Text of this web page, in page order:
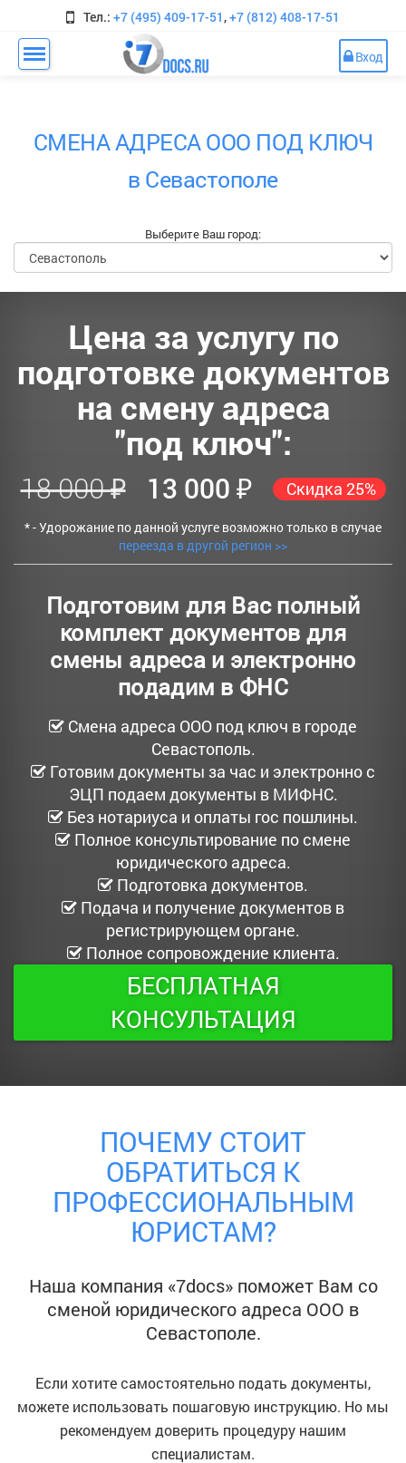
Тел.: +7 (495) 409-17-51,+7 (812) 408-17-51
Вход
СМЕНА АДРЕСА ООО ПОД КЛЮЧ
в Севастополе
Выберите Ваш город:
Цена за услугу по
подготовке документов
на смену адреса
"под ключ":
18 000 ₽ 13 000 ₽ Скидка 25%
* - Удорожание по данной услуге возможно только в случае
переезда в другой регион >>
Подготовим для Вас полный
комплект документов для
смены адреса и электронно
подадим в ФНС
Смена адреса ООО под ключ в городе
Севастополь.
Готовим документы за час и электронно с
ЭЦП подаем документы в МИФНС.
Без нотариуса и оплаты гос пошлины.
Полное консультирование по смене
юридического адреса.
Подготовка документов.
Подача и получение документов в
регистрирующем органе.
Полное сопровождение клиента.
БЕСПЛАТНАЯ
КОНСУЛЬТАЦИЯ
ПОЧЕМУ СТОИТ
ОБРАТИТЬСЯ К
ПРОФЕССИОНАЛЬНЫМ
ЮРИСТАМ?
Наша компания «7docs» поможет Вам со
сменой юридического адреса ООО в
Севастополе.
Если хотите самостоятельно подать документы,
можете использовать пошаговую инструкцию. Но мы
рекомендуем доверить процедуру нашим
специалистам.